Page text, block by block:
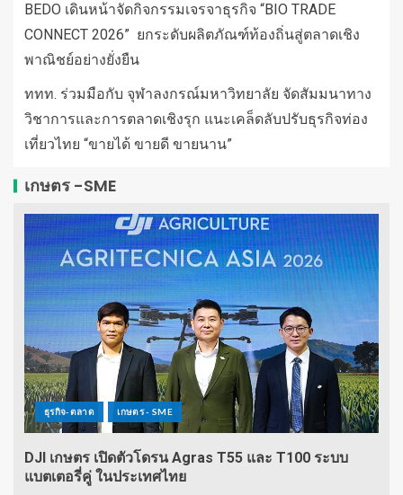
BEDO เดินหน้าจัดกิจกรรมเจรจาธุรกิจ “BIO TRADE
CONNECT 2026” ยกระดับผลิตภัณฑ์ท้องถิ่นสู่ตลาดเชิง
พาณิชย์อย่างยั่งยืน
ททท. ร่วมมือกับ จุฬาลงกรณ์มหาวิทยาลัย จัดสัมมนาทาง
วิชาการและการตลาดเชิงรุก แนะเคล็ดลับปรับธุรกิจท่อง
เที่ยวไทย “ขายได้ ขายดี ขายนาน”
เกษตร -SME
ธุรกิจ-ตลาด เกษตร - SME
DJI เกษตร เปิดตัวโดรน Agras T55 และ T100 ระบบ
แบตเตอรี่คู่ ในประเทศไทย